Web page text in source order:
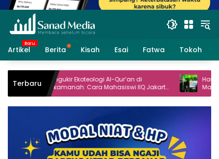
Artikel Berita Kisah Esai Fatwa Tokoh
Terbaru
Ekoteologi Al-Qur’an di
Cara Mahasiswi IIQ Jakarta
Bumi Jonggol
Haul Gus Dur ke-16
Masyarakat dalam